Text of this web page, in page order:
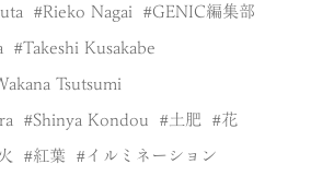
Rieko Nagai GENIC編集部
Takeshi Kusakabe
Tsutsumi
Shinya Kondou 土肥 花
紅葉 イルミネーション